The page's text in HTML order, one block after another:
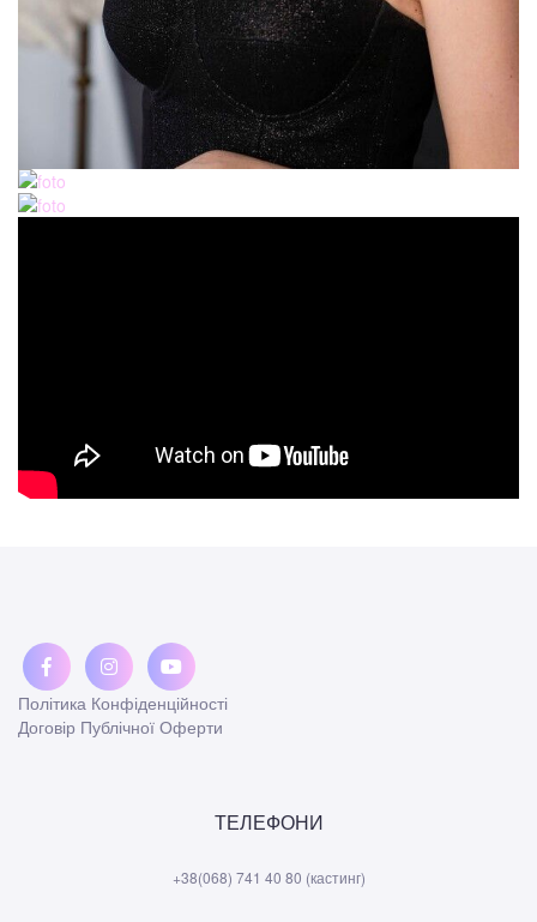
Політика Конфіденційності
Договір Публічної Оферти
ТЕЛЕФОНИ
+38(068) 741 40 80 (кастинг)